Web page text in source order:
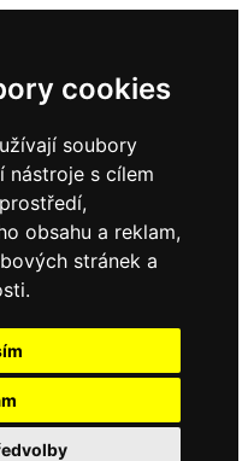
cookies
soubory
nástroje s cílem
obsahu a reklam,
stránek a